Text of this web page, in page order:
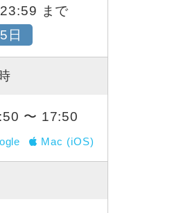
まで
日
〜 17:50
Mac (iOS)